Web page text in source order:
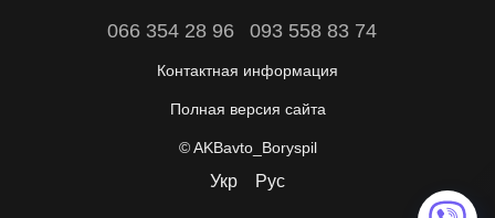
066 354 28 96 093 558 83 74
Контактная информация
Полная версия сайта
© AKBavto_Boryspil
Укр Рус